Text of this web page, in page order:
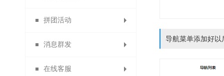
订货商业绩奖
订货商业绩奖励
订货商管理奖
周期购
满额包邮
满减优惠
微助力管理
微现场
生日营销
关注送优惠券
分享送优惠券
购物送优惠券
消费送积分
关注送积分
分享送积分
虚拟币抵现
充值送积分
充值送优惠券
充值升等级
幸运大转盘
疯狂砸金蛋
好运翻翻看
拼团活动
拼团活动管理
消息群发
微信群发
在线客服
导航菜单添加好以